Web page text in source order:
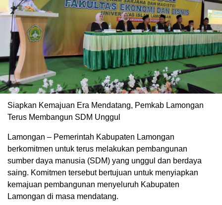
Siapkan Kemajuan Era Mendatang, Pemkab Lamongan
Terus Membangun SDM Unggul
Lamongan – Pemerintah Kabupaten Lamongan
berkomitmen untuk terus melakukan pembangunan
sumber daya manusia (SDM) yang unggul dan berdaya
saing. Komitmen tersebut bertujuan untuk menyiapkan
kemajuan pembangunan menyeluruh Kabupaten
Lamongan di masa mendatang.